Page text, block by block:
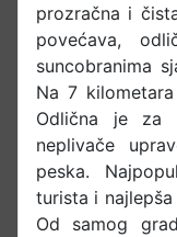
prozračna i
povećava,
suncobranima
Na 7
Odlična je za
neplivače
peska.
turista i najlepša
Od samog